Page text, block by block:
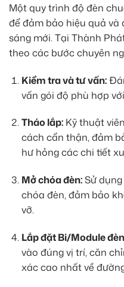
Một quy trình độ đèn
để đảm bảo hiệu quả và
sáng mới. Tại Thành
theo các bước chuyên
Kiểm tra và tư vấn:
vấn gói độ phù hợp
Tháo lắp:Kỹ thuật
cách cẩn thận, đảm
hư hỏng các chi tiết
Mở chóa đèn:Sử dụng
chóa đèn, đảm bảo
vỡ.
Lắp đặt Bi/Module
vào đúng vị trí, căn
xác cao nhất về